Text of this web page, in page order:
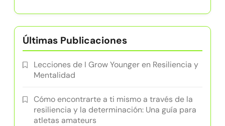
Últimas Publicaciones
Lecciones de I Grow Younger en Resiliencia y
Mentalidad
Cómo encontrarte a ti mismo a través de la
resiliencia y la determinación: Una guía para
atletas amateurs